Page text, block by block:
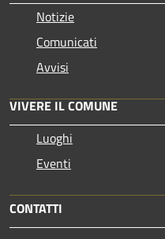
Notizie
Comunicati
Avvisi
VIVERE IL COMUNE
Luoghi
Eventi
CONTATTI